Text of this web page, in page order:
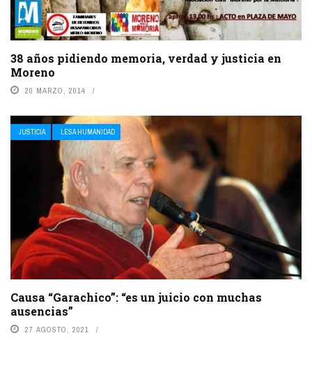
38 años pidiendo memoria, verdad y justicia en
Moreno
20 MARZO, 2014
JUSTICIA LESA HUMANIDAD
Causa “Garachico”: “es un juicio con muchas
ausencias”
27 AGOSTO, 2021